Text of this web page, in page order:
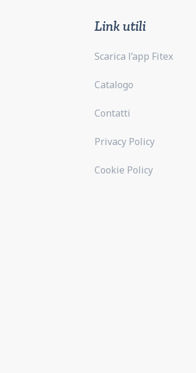
Link utili
Scarica l’app Fitex
Catalogo
Contatti
Privacy Policy
Cookie Policy